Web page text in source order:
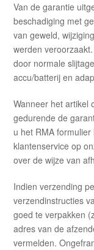
Van de garantie
beschadiging met
van geweld,
werden
door normale
accu/batterij en
Wanneer het artikel
gedurende de
u het RMA
klantenservice op
over de wijze van
Indien verzending
verzendinstructies
goed te verpakken
adres van de
vermelden.